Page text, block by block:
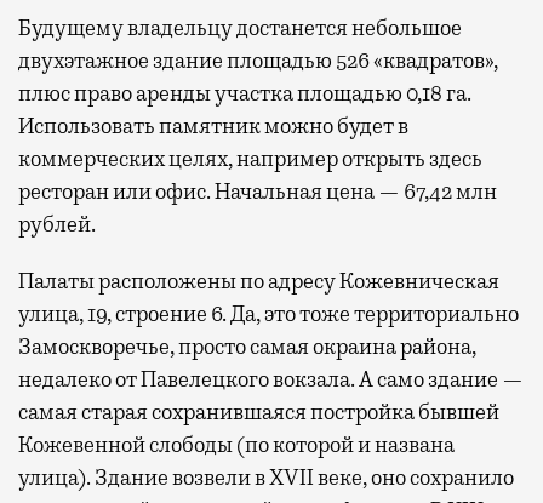
Будущему владельцу достанется небольшое
двухэтажное здание площадью 526 «квадратов»,
плюс право аренды участка площадью 0,18 га.
Использовать памятник можно будет в
коммерческих целях, например открыть здесь
ресторан или офис. Начальная цена — 67,42 млн
рублей.
Палаты расположены по адресу Кожевническая
улица, 19, строение 6. Да, это тоже территориально
Замоскворечье, просто самая окраина района,
недалеко от Павелецкого вокзала. А само здание —
самая старая сохранившаяся постройка бывшей
Кожевенной слободы (по которой и названа
улица). Здание возвели в XVII веке, оно сохранило